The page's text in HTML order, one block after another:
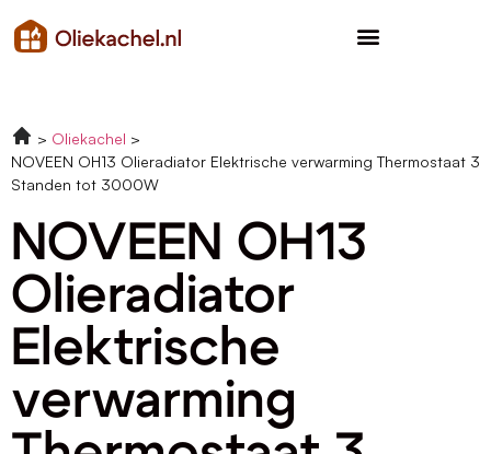
Oliekachel
NOVEEN OH13 Olieradiator Elektrische verwarming Thermostaat 3
Standen tot 3000W
NOVEEN OH13
Olieradiator
Elektrische
verwarming